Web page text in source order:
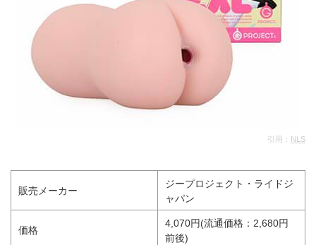
引用： NLS
販売メーカー
ジープロジェクト・ライドジ
ャパン
価格
4,070円(流通価格：2,680円
前後)